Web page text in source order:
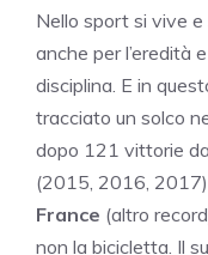
Nello sport si vive
anche per l’eredità
disciplina. E in
tracciato un solco
dopo 121 vittorie
(2015, 2016,
France (altro
non la bicicletta. Il